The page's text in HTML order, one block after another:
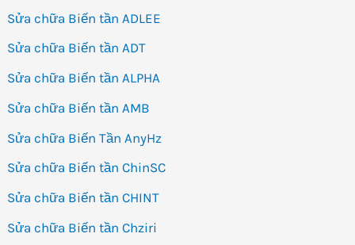
Sửa chữa Biến tần ADLEE
Sửa chữa Biến tần ADT
Sửa chữa Biến tần ALPHA
Sửa chữa Biến tần AMB
Sửa chữa Biến Tần AnyHz
Sửa chữa Biến tần ChinSC
Sửa chữa Biến tần CHINT
Sửa chữa Biến tần Chziri